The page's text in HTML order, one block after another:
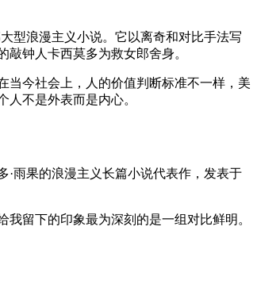
型浪漫主义小说。它以离奇和对比手法写
钟人卡西莫多为救女郎舍身。
当今社会上，人的价值判断标准不一样，美
不是外表而是内心。
雨果的浪漫主义长篇小说代表作，发表于
留下的印象最为深刻的是一组对比鲜明。